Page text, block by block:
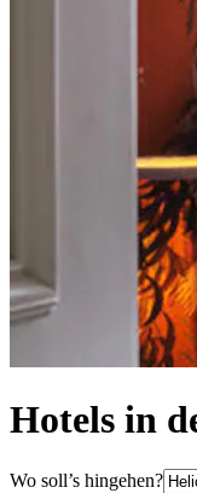
Hotels in
Wo soll’s hingehen?